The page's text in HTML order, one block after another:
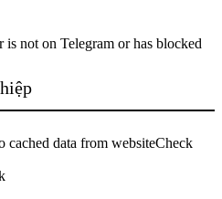
is not on Telegram or has blocked
data from websiteCheck